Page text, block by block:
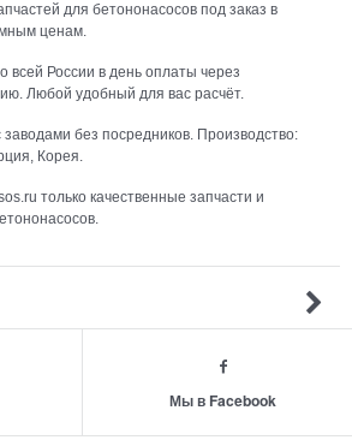
для бетононасосов под заказ в
ценам.
всей России в день оплаты через
Любой удобный для вас расчёт.
без посредников. Производство:
Корея.
только качественные запчасти и
Мы в Facebook